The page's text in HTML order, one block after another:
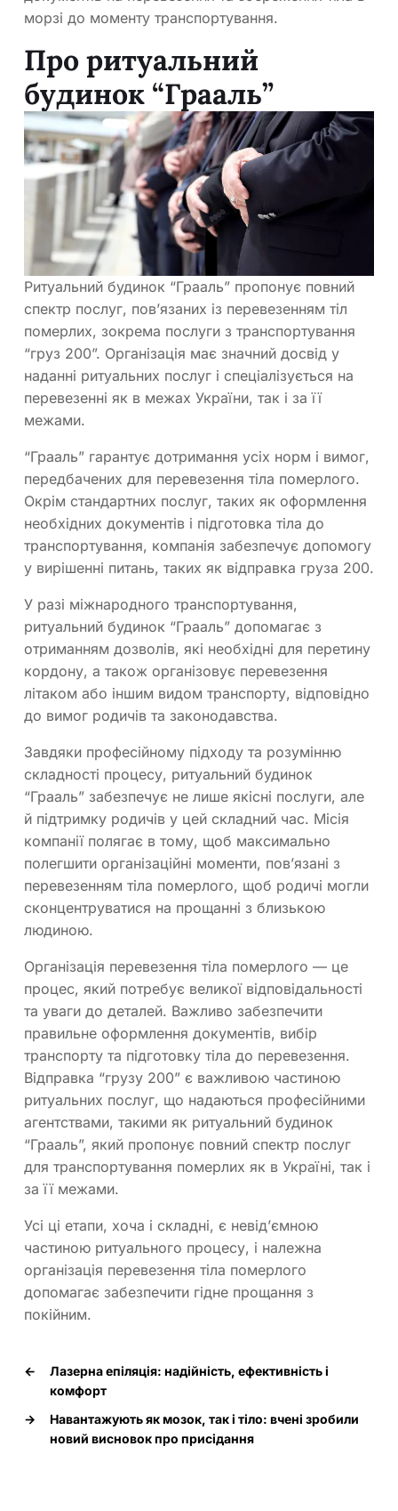
морзі до моменту транспортування.
Про ритуальний
будинок “Грааль”
Ритуальний будинок “Грааль” пропонує повний
спектр послуг, пов’язаних із перевезенням тіл
померлих, зокрема послуги з транспортування
“груз 200”. Організація має значний досвід у
наданні ритуальних послуг і спеціалізується на
перевезенні як в межах України, так і за її
межами.
“Грааль” гарантує дотримання усіх норм і вимог,
передбачених для перевезення тіла померлого.
Окрім стандартних послуг, таких як оформлення
необхідних документів і підготовка тіла до
транспортування, компанія забезпечує допомогу
у вирішенні питань, таких як відправка груза 200.
У разі міжнародного транспортування,
ритуальний будинок “Грааль” допомагає з
отриманням дозволів, які необхідні для перетину
кордону, а також організовує перевезення
літаком або іншим видом транспорту, відповідно
до вимог родичів та законодавства.
Завдяки професійному підходу та розумінню
складності процесу, ритуальний будинок
“Грааль” забезпечує не лише якісні послуги, але
й підтримку родичів у цей складний час. Місія
компанії полягає в тому, щоб максимально
полегшити організаційні моменти, пов’язані з
перевезенням тіла померлого, щоб родичі могли
сконцентруватися на прощанні з близькою
людиною.
Організація перевезення тіла померлого — це
процес, який потребує великої відповідальності
та уваги до деталей. Важливо забезпечити
правильне оформлення документів, вибір
транспорту та підготовку тіла до перевезення.
Відправка “грузу 200” є важливою частиною
ритуальних послуг, що надаються професійними
агентствами, такими як ритуальний будинок
“Грааль”, який пропонує повний спектр послуг
для транспортування померлих як в Україні, так і
за її межами.
Усі ці етапи, хоча і складні, є невід’ємною
частиною ритуального процесу, і належна
організація перевезення тіла померлого
допомагає забезпечити гідне прощання з
покійним.
←
Лазерна епіляція: надійність, ефективність і
комфорт
→
Навантажують як мозок, так і тіло: вчені зробили
новий висновок про присідання